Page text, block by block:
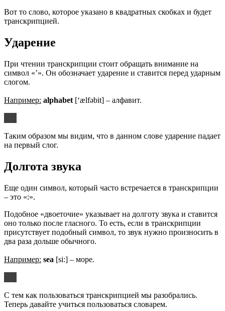
Вот то слово, которое указано в квадратных скобках и будет
транскрипцией.
Ударение
При чтении транскрипции стоит обращать внимание на
символ «’». Он обозначает ударение и ставится перед ударным
слогом.
Например: alphabet [‘ælfǝbit] – алфавит.
Таким образом мы видим, что в данном слове ударение падает
на первый слог.
Долгота звука
Еще один символ, который часто встречается в транскрипции
– это «:».
Подобное «двоеточие» указывает на долготу звука и ставится
оно только после гласного. То есть, если в транскрипции
присутствует подобный символ, то звук нужно произносить в
два раза дольше обычного.
Например: sea [si:] – море.
С тем как пользоваться транскрипцией мы разобрались.
Теперь давайте учиться пользоваться словарем.